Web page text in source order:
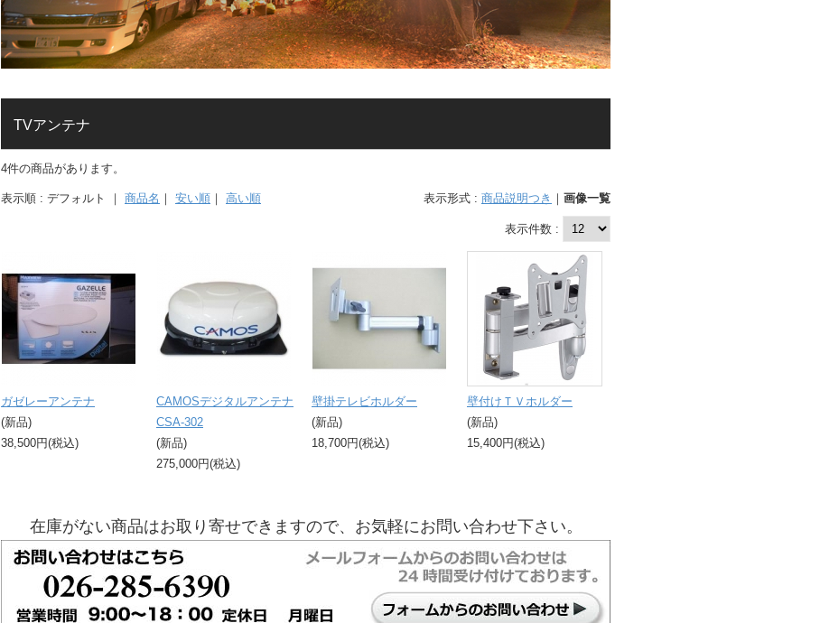
TVアンテナ
4件の商品があります。
表示順 : デフォルト ｜ 商品名 ｜ 安い順 ｜ 高い順 表示形式 : 商品説明つき ｜ 画像一覧
表示件数 :
ガゼレーアンテナ
(新品)
38,500円(税込)
CAMOSデジタルアンテナ
CSA-302
(新品)
275,000円(税込)
壁掛テレビホルダー
(新品)
18,700円(税込)
壁付けＴＶホルダー
(新品)
15,400円(税込)
在庫がない商品はお取り寄せできますので、お気軽にお問い合わせ下さい。